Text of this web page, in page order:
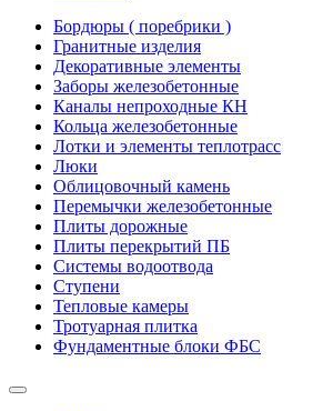
Бордюры ( поребрики )
Гранитные изделия
Декоративные элементы
Заборы железобетонные
Каналы непроходные КН
Кольца железобетонные
Лотки и элементы теплотрасс
Люки
Облицовочный камень
Перемычки железобетонные
Плиты дорожные
Плиты перекрытий ПБ
Системы водоотвода
Ступени
Тепловые камеры
Тротуарная плитка
Фундаментные блоки ФБС